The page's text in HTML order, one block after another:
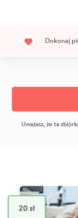
Dokonaj
Uważasz, że ta